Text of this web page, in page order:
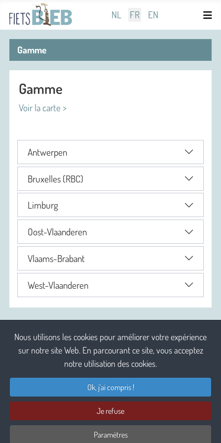
Nous utilisons les cookies pour améliorer votre expérience
sur notre site Web. En parcourant ce site, vous acceptez
notre utilisation des cookies.
Ok, j'ai compris !
Je refuse
Paramètres
Sélectionnez votre langue
NL FR EN
Gamme
Gamme
Voir la carte >
Antwerpen
Bruxelles (RBC)
Limburg
Oost-Vlaanderen
Vlaams-Brabant
West-Vlaanderen
2026 Sociaal Engagement cv
Responsabilité